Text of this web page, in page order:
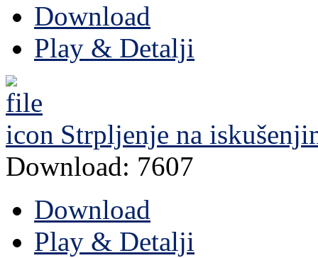
Download
Play & Detalji
Strpljenje na
Download: 7607
Download
Play & Detalji